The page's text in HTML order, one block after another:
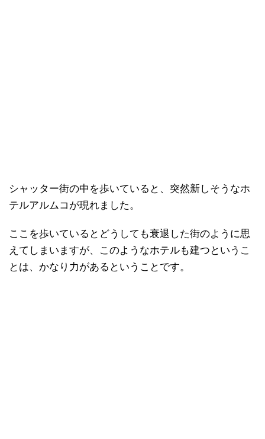
シャッター街の中を歩いていると、突然新しそうなホ
テルアルムコが現れました。
ここを歩いているとどうしても衰退した街のように思
えてしまいますが、このようなホテルも建つというこ
とは、かなり力があるということです。